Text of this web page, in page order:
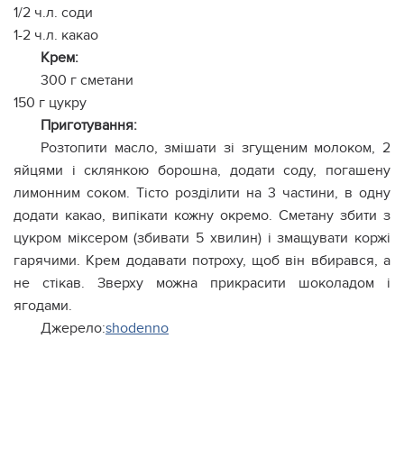
1/2 ч.л. соди
1-2 ч.л. какао
Крем:
300 г сметани
150 г цукру
Приготування:
Розтопити масло, змішати зі згущеним молоком, 2
яйцями і склянкою борошна, додати соду, погашену
лимонним соком. Тісто розділити на 3 частини, в одну
додати какао, випікати кожну окремо. Сметану збити з
цукром міксером (збивати 5 хвилин) і змащувати коржі
гарячими. Крем додавати потроху, щоб він вбирався, а
не стікав. Зверху можна прикрасити шоколадом і
ягодами.
Джерело:shodenno